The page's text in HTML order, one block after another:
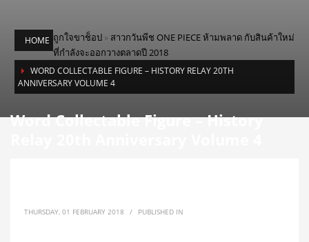
HOME ถูกใจขาช็อป » สาวกวันพีช ONE PIECE ห้ามพลาด กับสินค้าใหม่
ที่กำลังจะออกวางตลาดปี 2018
WORD COLLECTABLE FIGURE – HISTORY RELAY 20TH
ANNIVERSARY VOLUME 4
Word Collectable Figure – History
THURSDAY, 01 FEBRUARY 2018 / PUBLISHED IN